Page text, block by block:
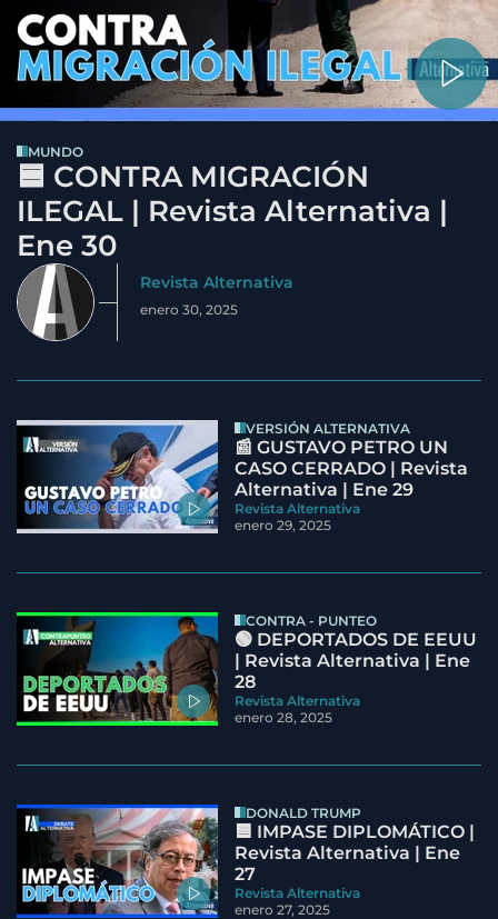
MUNDO
🟦 CONTRA MIGRACIÓN
ILEGAL | Revista Alternativa |
Ene 30
Revista Alternativa
enero 30, 2025
VERSIÓN ALTERNATIVA
📰 GUSTAVO PETRO UN
CASO CERRADO | Revista
Alternativa | Ene 29
Revista Alternativa
enero 29, 2025
CONTRA - PUNTEO
🟢 DEPORTADOS DE EEUU
| Revista Alternativa | Ene
28
Revista Alternativa
enero 28, 2025
DONALD TRUMP
🟦 IMPASE DIPLOMÁTICO |
Revista Alternativa | Ene
27
Revista Alternativa
enero 27, 2025